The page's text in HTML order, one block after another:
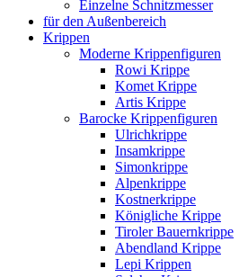
Einzelne Schnitzmesser
für den Außenbereich
Krippen
Moderne Krippenfiguren
Rowi Krippe
Komet Krippe
Artis Krippe
Barocke Krippenfiguren
Ulrichkrippe
Insamkrippe
Simonkrippe
Alpenkrippe
Kostnerkrippe
Königliche Krippe
Tiroler Bauernkrippe
Abendland Krippe
Lepi Krippen